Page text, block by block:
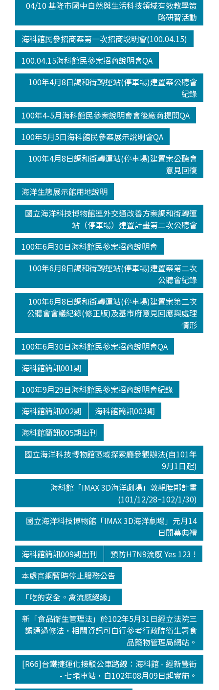
04/10 基隆市國中自然與生活科技領域有效教學策
略研習活動
海科館民參招商案第一次招商說明會(100.04.15)
100.04.15海科館民參案招商說明會QA
100年4月8日調和街轉運站(停車場)建置案公聽會
紀錄
100年4-5月海科館民參案說明會會後廠商提問QA
100年5月5日海科館民參案展示說明會QA
100年4月8日調和街轉運站(停車場)建置案公聽會
意見回復
海洋生態展示館用地說明
國立海洋科技博物館連外交通改善方案調和街轉運
站（停車場）建置計畫第二次公聽會
100年6月30日海科館民參案招商說明會
100年6月8日調和街轉運站(停車場)建置案第二次
公聽會紀錄
100年6月8日調和街轉運站(停車場)建置案第二次
公聽會會議紀錄(修正版)及基市府意見回應與處理
情形
100年6月30日海科館民參案招商說明會QA
海科館簡訊001期
100年9月29日海科館民參案招商說明會紀錄
海科館簡訊002期
海科館簡訊003期
海科館簡訊005期出刊
國立海洋科技博物館區域探索廳參觀辦法(自101年
9月1日起)
海科館「IMAX 3D海洋劇場」敦親睦鄰計畫
(101/12/28~102/1/30)
國立海洋科技博物館「IMAX 3D海洋劇場」元月14
日開幕典禮
海科館簡訊009期出刊
預防H7N9流感 Yes 123 !
本處官網暫時停止服務公告
「吃的安全。禽流感絕緣」
新「食品衛生管理法」於102年5月31日經立法院三
讀通過修法，相關資訊可自行參考行政院衛生署食
品藥物管理局網站。
[R66]台鐵捷運化接駁公車路線：海科館 - 經新豐街
- 七堵車站，自102年08月09日起實施。